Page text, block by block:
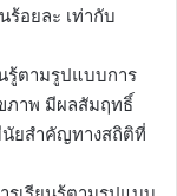
อยละ เท่ากับ
ามรูปแบบการ
ภาพ มีผลสัมฤทธิ์
นัยสำคัญทางสถิติที่